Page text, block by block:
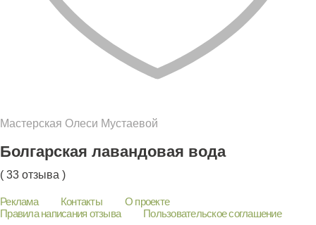
Мастерская Олеси Мустаевой
Болгарская лавандовая вода
( 33 отзыва )
Реклама Контакты
О проекте
Правила написания отзыва
Пользовательское соглашение